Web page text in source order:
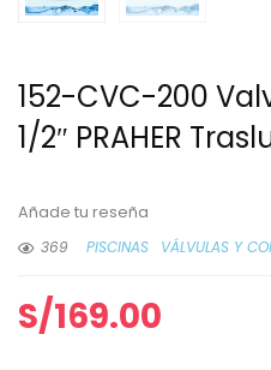
152-CVC-200
1/2″ PRAHER
Añade tu reseña
369
PISCINAS VÁLVULAS Y
S/169.00